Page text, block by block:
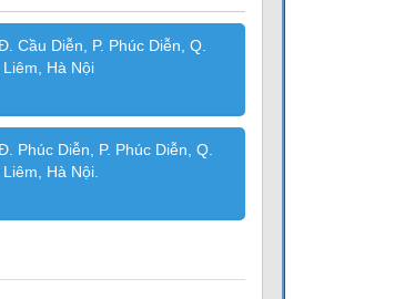
Cầu Diễn, P. Phúc Diễn, Q.
Hà Nội
Phúc Diễn, P. Phúc Diễn, Q.
Hà Nội.